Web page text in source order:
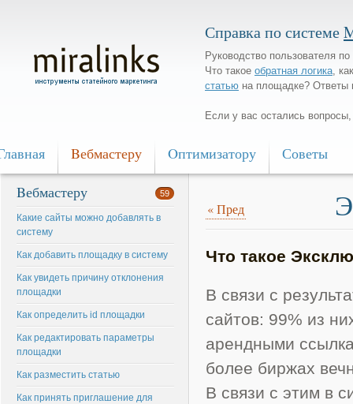
Справка по системе
Руководство пользователя
Что такое обратная логика,
статью на площадке? Ответы
Если у вас остались
Bебмастеру Oптимизатору Советы
«Пред
Что такое
В связи с
сайтов: 99% из
арендными
более биржах
В связи с этим в
Bебмастеру 59
Какие сайты можно добавлять в
систему
Как добавить площадку в систему
Как увидеть причину отклонения
площадки
Как определить id площадки
Как редактировать параметры
площадки
Как разместить статью
Как принять приглашение для